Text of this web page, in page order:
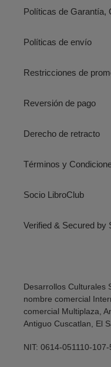
Políticas de Garantía,
Políticas de envío
Restricciones de
Reversión de pago
Derecho de retracto
Términos y
Socio LibroClub
Verified & Secured by
Desarrollos Culturales
nombre comercial
comercial Multiplaza,
Antiguo Cuscatlan, El
NIT: 0614-051110-107-